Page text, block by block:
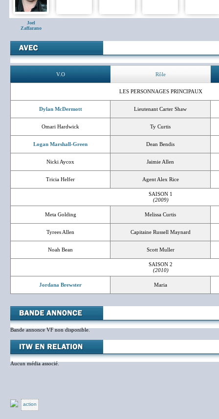
Joel
Zaffarano
V.O Rôle
LES PERSONNAGES PRINCIPAUX
Dylan McDermott Lieutenant Carter Shaw
Omari Hardwick Ty Curtis
Logan Marshall-Green Dean Bendis
Nicki Aycox Jaimie Allen
Tricia Helfer Agent Alex Rice
SAISON 1
(2009)
Meta Golding Melissa Curtis
Tyrees Allen Capitaine Russell Maynard
Noah Bean Scott Muller
SAISON 2
(2010)
Jordana Brewster Maria
Bande annonce VF non disponible.
Aucun média associé.
action